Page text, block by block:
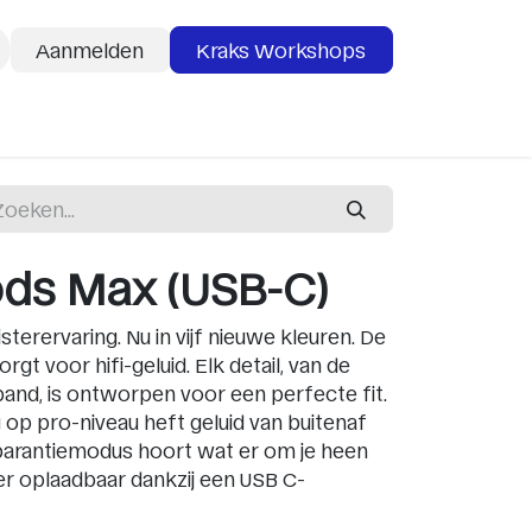
Aanmelden Kraks Workshops
Max (USB-C)
Nu in vijf nieuwe kleuren. De
voor hifi-geluid. Elk detail, van de
is ontworpen voor een perfecte fit.
pro-niveau heft geluid van buitenaf
hoort wat er om je heen
oplaadbaar dankzij een USB C-